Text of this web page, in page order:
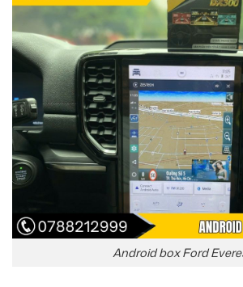
Android box Ford